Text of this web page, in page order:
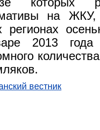
на
регионах
2013 года
вестник